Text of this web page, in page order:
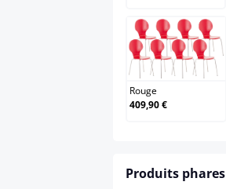
Rouge
Rouge
409,90 €
Produits phares